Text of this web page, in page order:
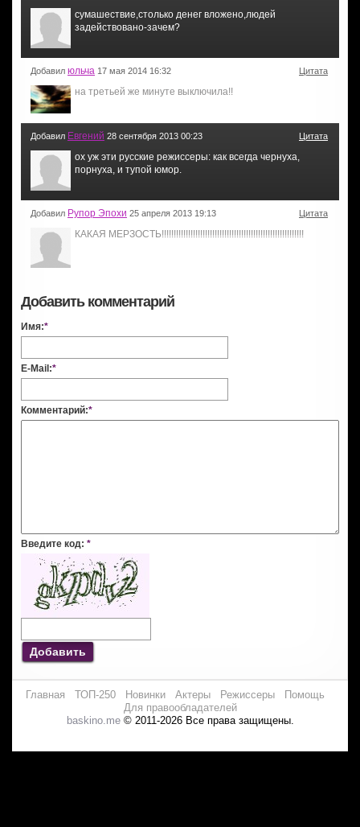
сумашествие,столько денег вложено,людей
задействовано-зачем?
Добавил юльча 17 мая 2014 16:32 Цитата
на третьей же минуте выключила!!
Добавил Евгений 28 сентября 2013 00:23 Цитата
ох уж эти русские режиссеры: как всегда чернуха,
порнуха, и тупой юмор.
Добавил Рупор Эпохи 25 апреля 2013 19:13 Цитата
КАКАЯ МЕРЗОСТЬ!!!!!!!!!!!!!!!!!!!!!!!!!!!!!!!!!!!!!!!!!!!!!!!!!!!!!!!!!!!
Добавить комментарий
Имя:*
E-Mail:*
Комментарий:*
Введите код: *
Добавить
Главная ТОП-250 Новинки Актеры Режиссеры
Помощь
Для правообладателей
baskino.me© 2011-2026 Все права защищены.